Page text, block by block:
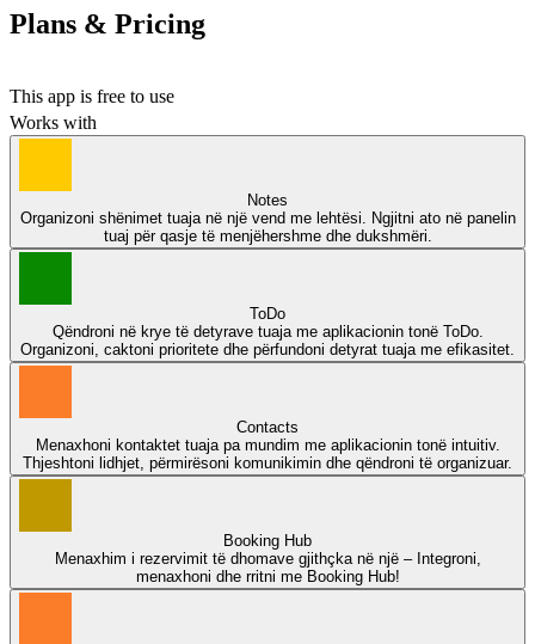
Plans & Pricing
This app is free to use
Works with
Notes
Organizoni shënimet tuaja në një vend me lehtësi. Ngjitni ato në panelin
tuaj për qasje të menjëhershme dhe dukshmëri.
ToDo
Qëndroni në krye të detyrave tuaja me aplikacionin tonë ToDo.
Organizoni, caktoni prioritete dhe përfundoni detyrat tuaja me efikasitet.
Contacts
Menaxhoni kontaktet tuaja pa mundim me aplikacionin tonë intuitiv.
Thjeshtoni lidhjet, përmirësoni komunikimin dhe qëndroni të organizuar.
Booking Hub
Menaxhim i rezervimit të dhomave gjithçka në një – Integroni,
menaxhoni dhe rritni me Booking Hub!